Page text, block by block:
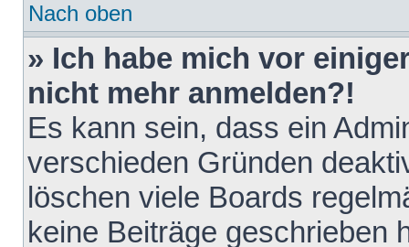
Nach oben
» Ich habe mich vor
nicht mehr anmelden?!
Es kann sein, dass ein
verschieden Gründen
löschen viele Boards
keine Beiträge geschrieben